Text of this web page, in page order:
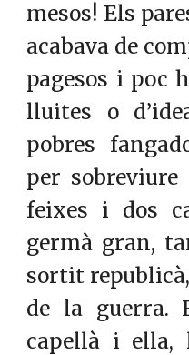
mesos! Els
acabava de
pagesos i poc
lluites o
pobres
per
feixes i dos
germà gran,
sortit
de la guerra.
capellà i ella,